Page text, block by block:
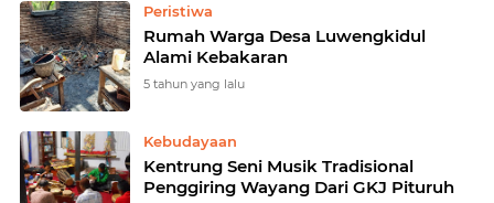
Peristiwa
Rumah Warga Desa Luwengkidul
Alami Kebakaran
5 tahun yang lalu
Kebudayaan
Kentrung Seni Musik Tradisional
Penggiring Wayang Dari GKJ Pituruh